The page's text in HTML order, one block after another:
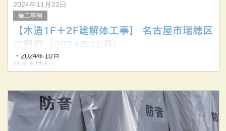
2024年11月22日
施工事例
【木造1F＋2F建解体工事】 名古屋市瑞穂区
二野町（2024年10月）
・2024年10月
・名古屋市瑞穂区二野町
・木造1F＋2F建解体工事
▼解体前▼
▼解体中▼
▼解体後▼
続きを読む>